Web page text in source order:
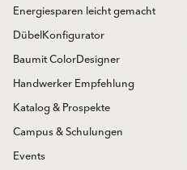
Energiesparen leicht gemacht
DübelKonfigurator
Baumit ColorDesigner
Handwerker Empfehlung
Katalog & Prospekte
Campus & Schulungen
Events